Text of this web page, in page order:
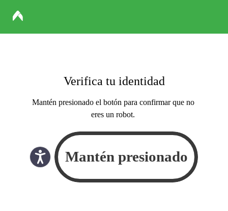
Verifica tu identidad
Mantén presionado el botón para confirmar que no
eres un robot.